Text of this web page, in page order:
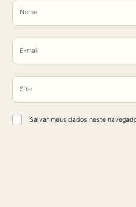
Digite
seu
ou
nome
de
usuário
comentar
Digite
seu
de
e-
mail
Digite
o
do
Salvar meus dados neste